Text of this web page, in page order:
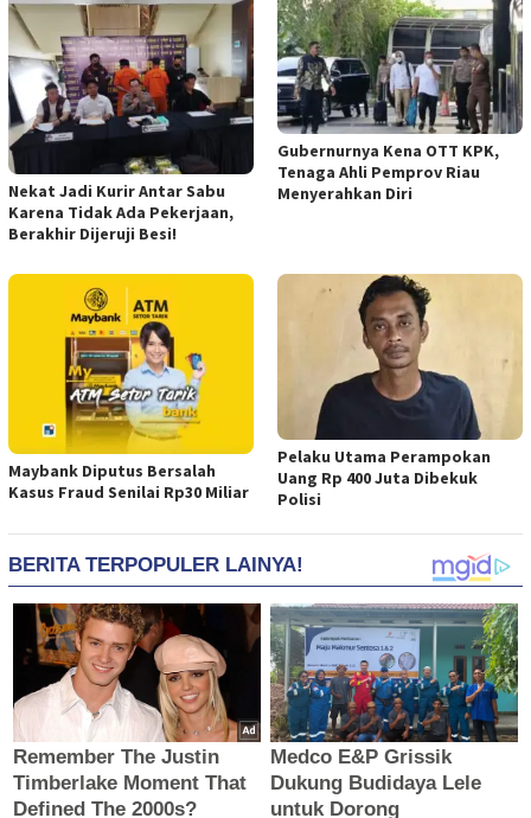
Nekat Jadi Kurir Antar Sabu
Karena Tidak Ada Pekerjaan,
Berakhir Dijeruji Besi!
Gubernurnya Kena OTT KPK,
Tenaga Ahli Pemprov Riau
Menyerahkan Diri
Maybank Diputus Bersalah
Kasus Fraud Senilai Rp30 Miliar
Pelaku Utama Perampokan
Uang Rp 400 Juta Dibekuk
Polisi